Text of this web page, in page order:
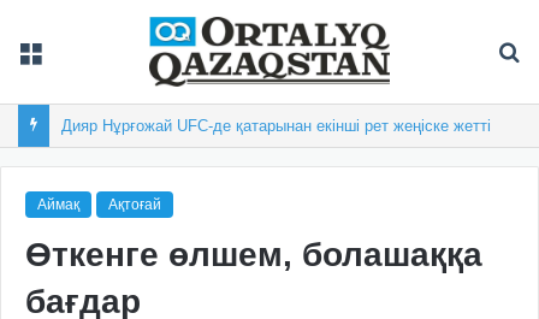
Дияр Нұрғожай UFC-де қатарынан екінші рет жеңіске жетті
Аймақ Ақтоғай
Өткенге өлшем, болашаққа
бағдар